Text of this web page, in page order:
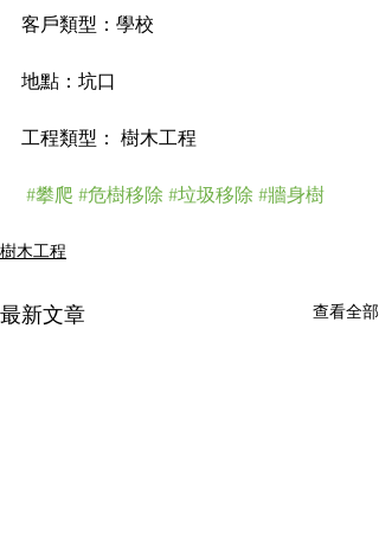
客戶類型：學校
地點：坑口
工程類型： 樹木工程
#攀爬 #危樹移除 #垃圾移除 #牆身樹
樹木工程
最新文章 查看全部